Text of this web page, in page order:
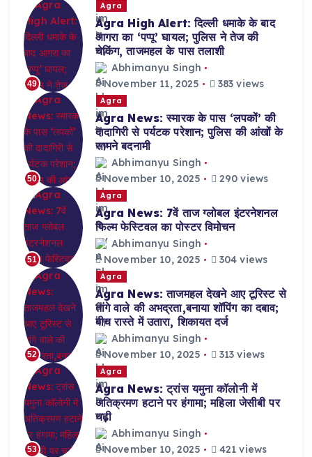
49
Agra
Agra High Alert: दिल्ली धमाके के बाद
आगरा का ‘पप्पू’ घायल; पुलिस ने तेज की
चेकिंग, ताजमहल के पास तलाशी
Abhimanyu Singh
November 11, 2025
383 views
50
Agra
Agra News: स्मारक के पास ‘लपकों’ की
दादागिरी से पर्यटक परेशान; पुलिस की आंखों के
सामने बदनामी
Abhimanyu Singh
November 10, 2025
290 views
51
Agra
Agra News: 7वें ताज ग्लोबल इंटरनेशनल
फिल्म फेस्टिवल का पोस्टर विमोचन
Abhimanyu Singh
November 10, 2025
304 views
52
Agra
Agra News: ताजमहल देखने आए टूरिस्ट से
तांगे वाले की अभद्रता,बनाया शॉपिंग का दबाव;
बीच रास्ते में उतारा, शिकायत दर्ज
Abhimanyu Singh
November 10, 2025
313 views
53
Agra
Agra News: ट्रांस यमुना कॉलोनी में
अतिक्रमण हटाने पर हंगामा; महिला जेसीबी पर
चढ़ी
Abhimanyu Singh
November 10, 2025
421 views